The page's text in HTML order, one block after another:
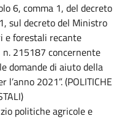
6, comma 1, del decreto
sul decreto del Ministro
e forestali recante
n. 215187 concernente
domande di aiuto della
2021”. (POLITICHE
politiche agricole e